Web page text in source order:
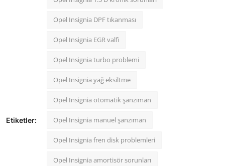
Etiketler:
Opel Insignia DPF tıkanması
Opel Insignia EGR valfi
Opel Insignia turbo problemi
Opel Insignia yağ eksiltme
Opel Insignia otomatik şanzıman
Opel Insignia manuel şanzıman
Opel Insignia fren disk problemleri
Opel Insignia amortisör sorunları